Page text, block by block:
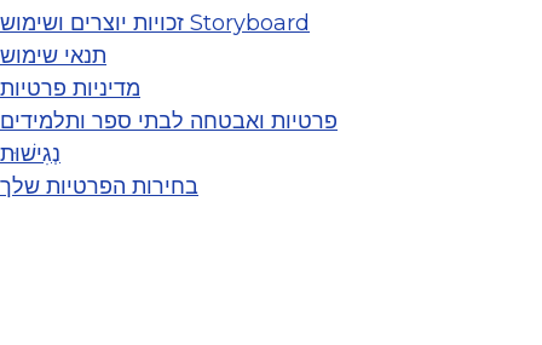
זכויות יוצרים ושימוש Storyboard
תנאי שימוש
מדיניות פרטיות
פרטיות ואבטחה לבתי ספר ותלמידים
נְגִישׁוּת
בחירות הפרטיות שלך